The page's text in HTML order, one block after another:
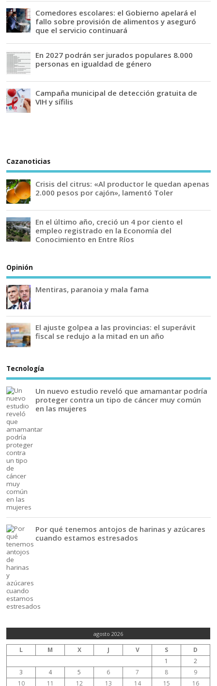
Comedores escolares: el Gobierno apelará el
fallo sobre provisión de alimentos y aseguró
que el servicio continuará
En 2027 podrán ser jurados populares 8.000
personas en igualdad de género
Campaña municipal de detección gratuita de
VIH y sífilis
Cazanoticias
Crisis del citrus: «Al productor le quedan apenas
2.000 pesos por cajón», lamentó Toler
En el último año, creció un 4 por ciento el
empleo registrado en la Economía del
Conocimiento en Entre Ríos
Opinión
Mentiras, paranoia y mala fama
El ajuste golpea a las provincias: el superávit
fiscal se redujo a la mitad en un año
Tecnología
Un nuevo estudio reveló que amamantar podría
proteger contra un tipo de cáncer muy común
en las mujeres
Por qué tenemos antojos de harinas y azúcares
cuando estamos estresados
agosto 2026
L M X J V S
D
1
2
3
4 5 6 7 8
9
10
11 12 13 14 15 16